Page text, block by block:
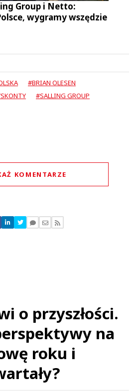
Group i Netto:
wygramy wszędzie
#BRIAN OLESEN
#SALLING GROUP
KOMENTARZE
znaleziono komentarzy
swoje komentarze
o przyszłości.
na
roku i